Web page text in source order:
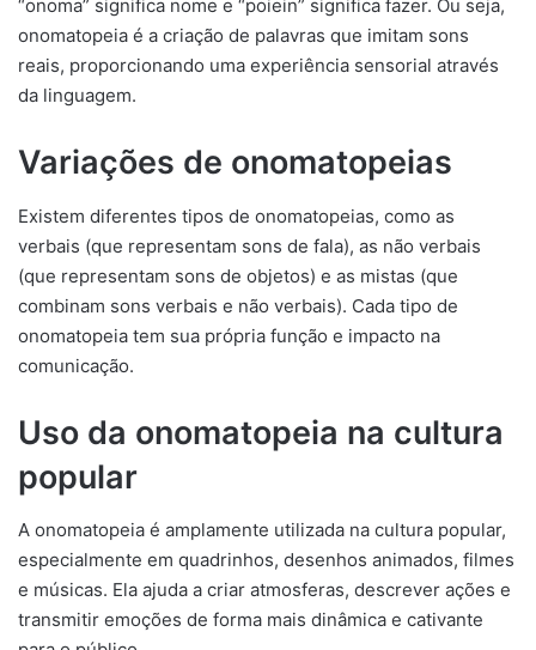
“onoma” significa nome e “poiein” significa fazer. Ou seja,
onomatopeia é a criação de palavras que imitam sons
reais, proporcionando uma experiência sensorial através
da linguagem.
Variações de onomatopeias
Existem diferentes tipos de onomatopeias, como as
verbais (que representam sons de fala), as não verbais
(que representam sons de objetos) e as mistas (que
combinam sons verbais e não verbais). Cada tipo de
onomatopeia tem sua própria função e impacto na
comunicação.
Uso da onomatopeia na cultura
popular
A onomatopeia é amplamente utilizada na cultura popular,
especialmente em quadrinhos, desenhos animados, filmes
e músicas. Ela ajuda a criar atmosferas, descrever ações e
transmitir emoções de forma mais dinâmica e cativante